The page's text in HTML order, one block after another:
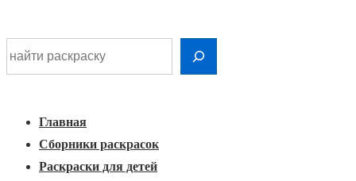
Перейти
к
Главная
Сборники раскрасок
Раскраски для детей